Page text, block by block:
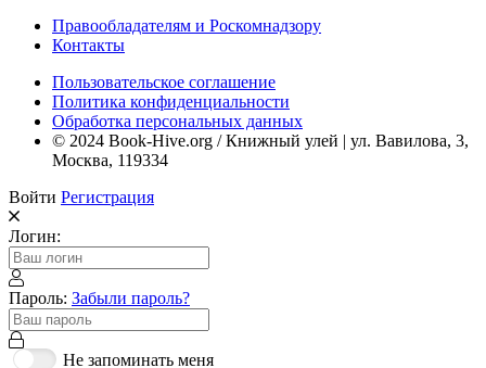
Правообладателям и Роскомнадзору
Контакты
Пользовательское соглашение
Политика конфиденциальности
Обработка персональных данных
© 2024 Book-Hive.org / Книжный улей | ул. Вавилова, 3,
Москва, 119334
Войти Регистрация
Логин:
Пароль: Забыли пароль?
Не запоминать меня